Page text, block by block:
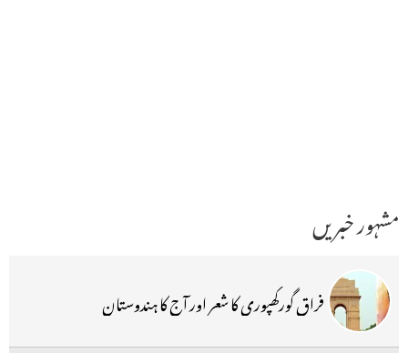
مشہور خبریں
فراق گورکھپوری کا شعر اور آج کا ہندوستان